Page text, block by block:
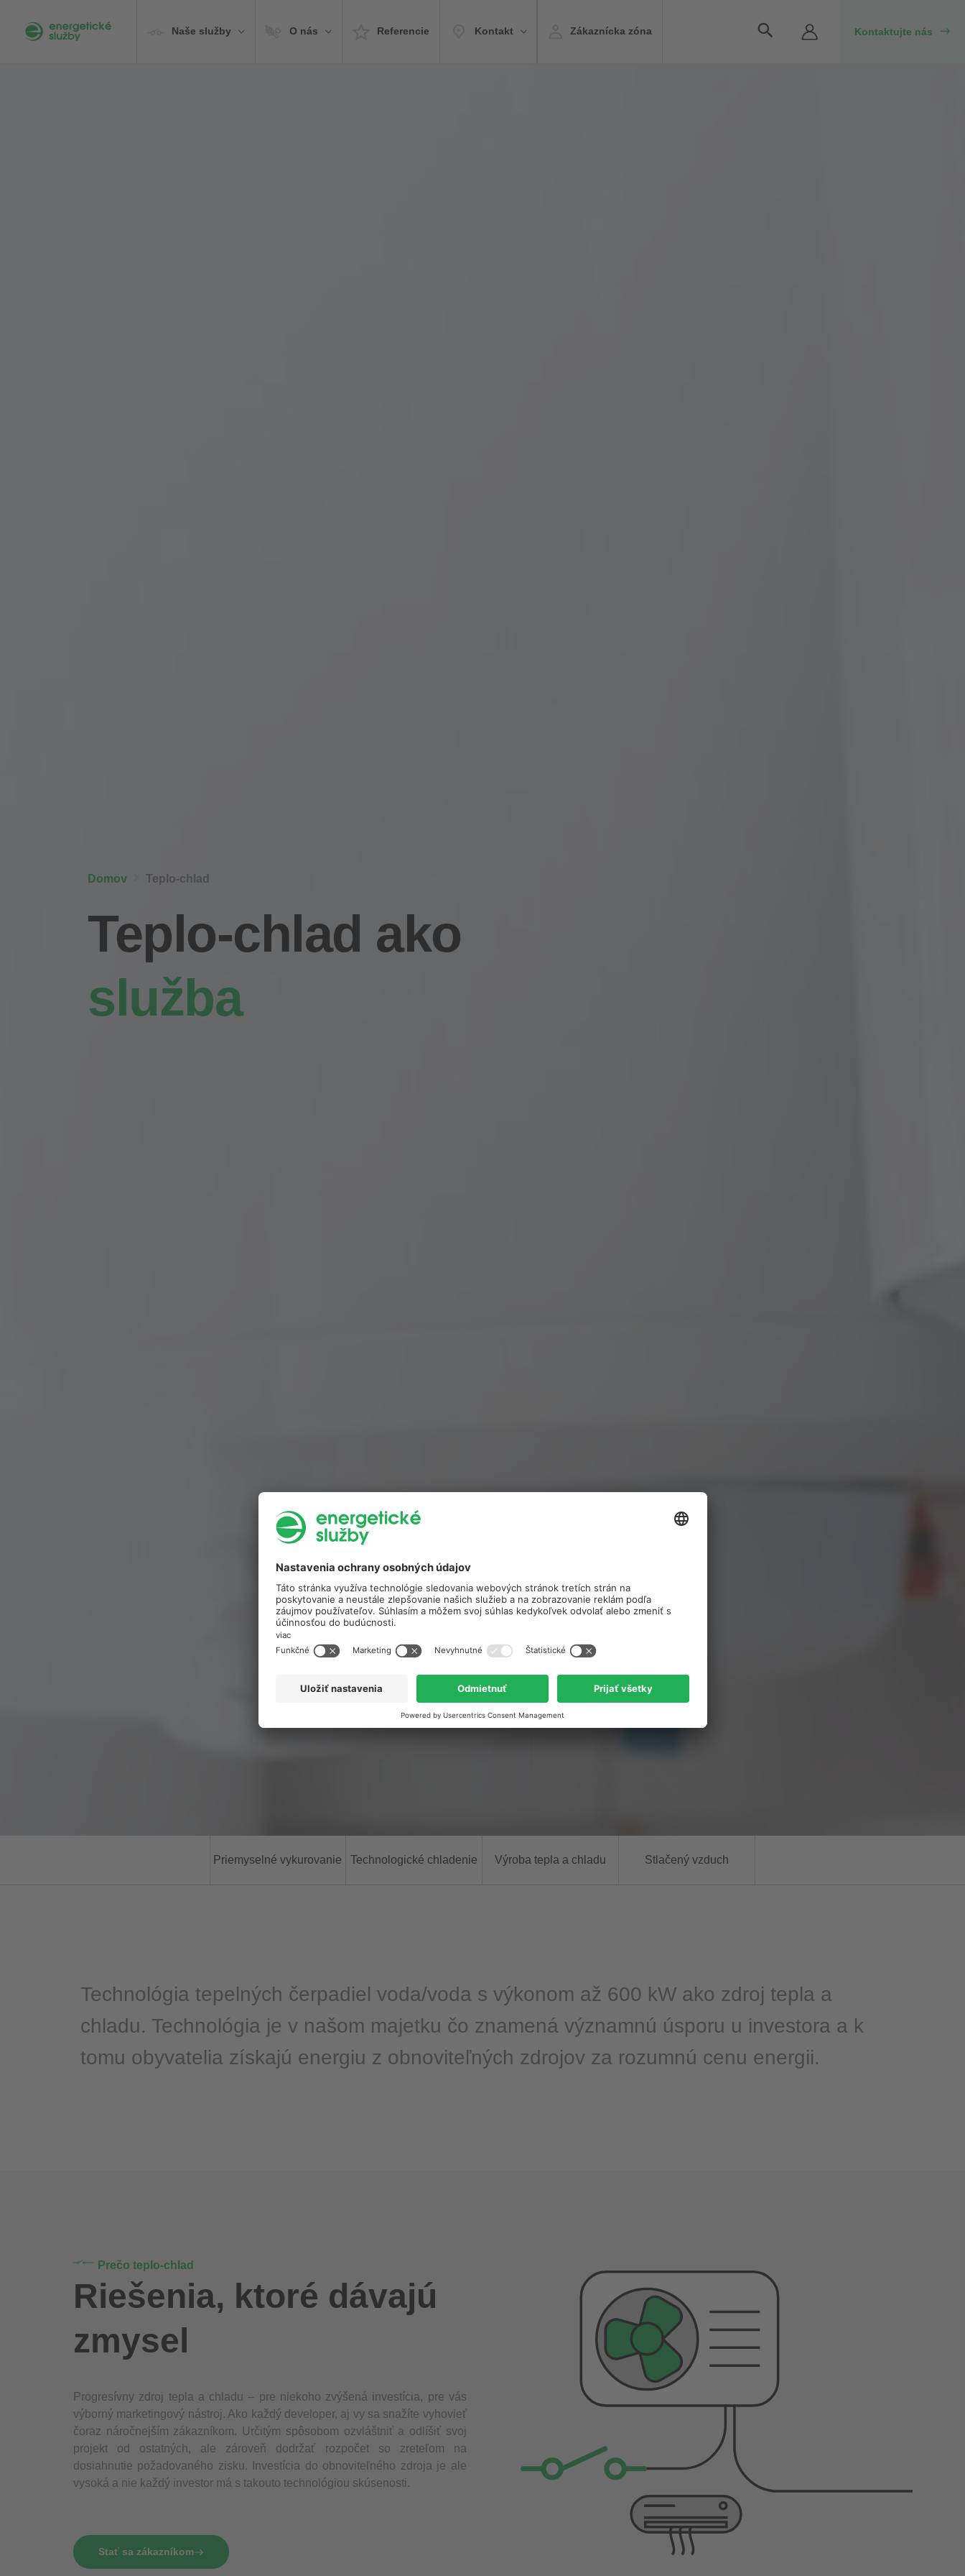
obsah
Naše služby O nás Referencie Kontakt Zákaznícka zóna Vyhľadávanie
Kontaktujte nás
Domov Teplo-chlad
Teplo-chlad ako
služba
Priemyselné vykurovanie Technologické chladenie Výroba tepla a chladu Stlačený vzduch
Technológia tepelných čerpadiel voda/voda s výkonom až 600 kW ako zdroj tepla a
chladu. Technológia je v našom majetku čo znamená významnú úsporu u investora a k
tomu obyvatelia získajú energiu z obnoviteľných zdrojov za rozumnú cenu energii.
Prečo teplo-chlad
Riešenia, ktoré dávajú
zmysel
Progresívny zdroj tepla a chladu – pre niekoho zvýšená investícia, pre vás
výborný marketingový nástroj. Ako každý developer, aj vy sa snažíte vyhovieť
čoraz náročnejším zákazníkom. Určitým spôsobom ozvláštniť a odlíšiť svoj
projekt od ostatných, ale zároveň dodržať rozpočet so zreteľom na
dosiahnutie požadovaného zisku. Investícia do obnoviteľného zdroja je ale
vysoká a nie každý investor má s takouto technológiou skúsenosti.
Stať sa zákazníkom